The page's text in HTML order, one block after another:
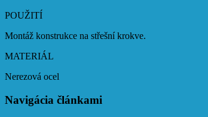
POUŽITÍ
Montáž konstrukce na střešní krokve.
MATERIÁL
Nerezová ocel
Navigácia článkami